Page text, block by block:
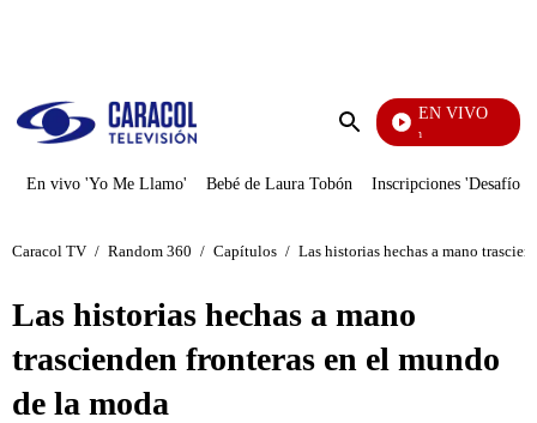
Enviar
EN VIVO
Pura Diversión
En vivo 'Yo Me Llamo' Bebé de Laura Tobón Inscripciones 'Desafío'
Caracol TV / Random 360 / Capítulos / Las historias hechas a mano
Las historias hechas a mano
trascienden fronteras en el mundo
de la moda